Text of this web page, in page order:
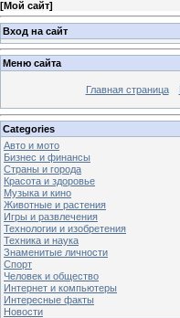
[Мой сайт]
Вход на сайт
Меню сайта
Главная страница
Categories
Авто и мото
Бизнес и финансы
Страны и города
Красота и здоровье
Музыка и кино
Животные и растения
Игры и развлечения
Технологии и изобретения
Техника и наука
Знаменитые личности
Спорт
Человек и общество
Интернет и компьютеры
Интересные факты
Новости